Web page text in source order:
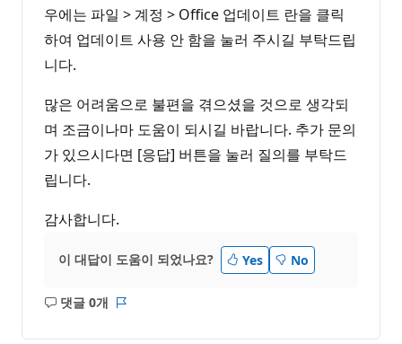
우에는 파일 > 계정 > Office 업데이트 란을 클릭
하여 업데이트 사용 안 함을 눌러 주시길 부탁드립
니다.
많은 어려움으로 불편을 겪으셨을 것으로 생각되
며 조금이나마 도움이 되시길 바랍니다. 추가 문의
가 있으시다면 [응답] 버튼을 눌러 질의를 부탁드
립니다.
감사합니다.
이 대답이 도움이 되었나요? Yes No
댓글 0개
설